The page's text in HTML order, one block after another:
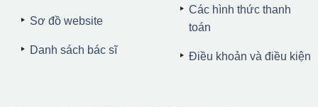
Sơ đồ website
Danh sách bác sĩ
Các hình thức thanh
toán
Điều khoản và điều kiện